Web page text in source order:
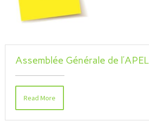
Assemblée Générale de l’APEL
Read More